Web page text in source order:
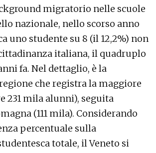
migratorio nelle scuole
nazionale, nello scorso anno
uno studente su 8 (il 12,2%) non
italiana, il quadruplo
fa. Nel dettaglio, è la
che registra la maggiore
231 mila alunni), seguita
(111 mila). Considerando
percentuale sulla
totale, il Veneto si